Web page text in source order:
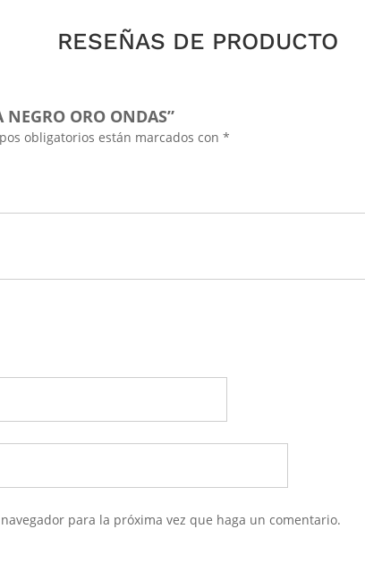
RESEÑAS DE PRODUCTO
ORO ONDAS”
obligatorios están marcados con *
para la próxima vez que haga un comentario.